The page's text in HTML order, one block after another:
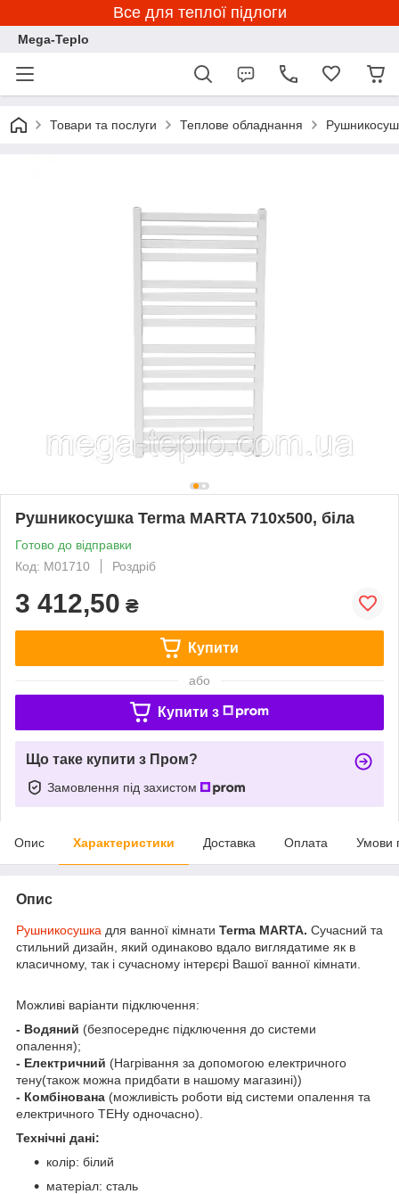
Все для теплої підлоги
Mega-Teplo
Товари та послуги Теплове обладнання
Рушникосушка Terma MARTA 710х500, біла
Готово до відправки
Код: M01710
Роздріб
3 412,50 ₴
Купити
або
Купити з
Що таке купити з Пром?
Замовлення під захистом
Опис Характеристики Доставка Оплата Умови
Опис
Рушникосушка для ванної кімнати Terma MARTA. Сучасний та
стильний дизайн, який одинаково вдало виглядатиме як в
класичному, так і сучасному інтерєрі Вашої ванної кімнати.
Можливі варіанти підключення:
- Водяний (безпосереднє підключення до системи
опалення);
- Електричний (Нагрівання за допомогою електричного
тену(також можна придбати в нашому магазині))
- Комбінована (можливість роботи від системи опалення та
електричного ТЕНу одночасно).
Технічні дані:
колір: білий
матеріал: сталь